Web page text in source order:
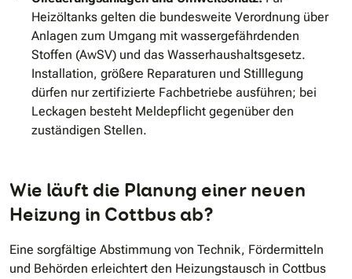
Heizöltanks gelten die bundesweite Verordnung über
Anlagen zum Umgang mit wassergefährdenden
Stoffen (AwSV) und das Wasserhaushaltsgesetz.
Installation, größere Reparaturen und Stilllegung
dürfen nur zertifizierte Fachbetriebe ausführen; bei
Leckagen besteht Meldepflicht gegenüber den
zuständigen Stellen.
Wie läuft die Planung einer neuen
Heizung in Cottbus ab?
Eine sorgfältige Abstimmung von Technik, Fördermitteln
und Behörden erleichtert den Heizungstausch in Cottbus